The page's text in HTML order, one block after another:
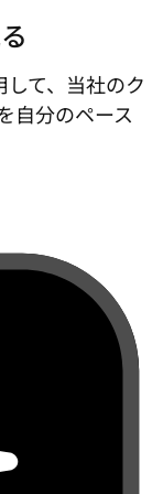
て、当社のク
自分のペース